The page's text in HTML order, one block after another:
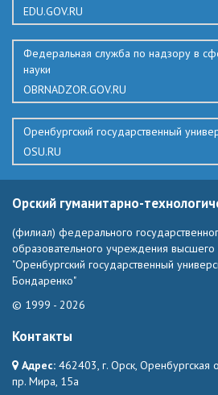
EDU.GOV.RU
Федеральная служба по надзору в
науки
OBRNADZOR.GOV.RU
Оренбургский государственный
OSU.RU
Орский гуманитарно-
(филиал) федерального
образовательного учреждения высшего
"Оренбургский государственный
Бондаренко"
© 1999 - 2026
Контакты
Адрес: 462403, г. Орск, Оренбургская
пр. Мира, 15а